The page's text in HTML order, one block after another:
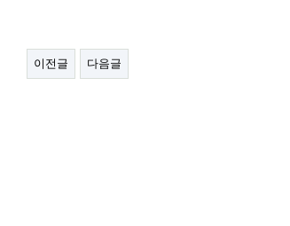
이전글 다음글